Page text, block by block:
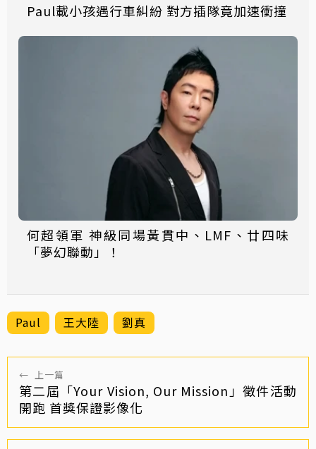
Paul載小孩遇行車糾紛 對方插隊竟加速衝撞
何超領軍 神級同場黃貫中、LMF、廿四味
「夢幻聯動」！
Paul 王大陸 劉真
← 上一篇
第二屆「Your Vision, Our Mission」徵件活動
開跑 首獎保證影像化